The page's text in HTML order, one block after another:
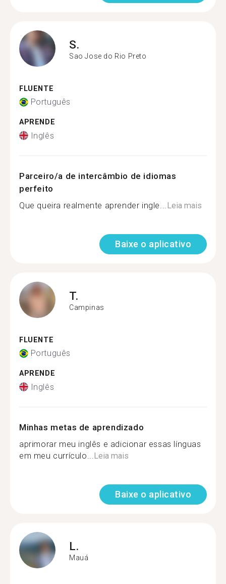
S.
Sao Jose do Rio Preto
FLUENTE
Português
APRENDE
Inglês
Parceiro/a de intercâmbio de idiomas
perfeito
Que queira realmente aprender ingle... Leia mais
Baixe o aplicativo
T.
Campinas
FLUENTE
Português
APRENDE
Inglês
Minhas metas de aprendizado
aprimorar meu inglês e adicionar essas línguas
em meu currículo... Leia mais
Baixe o aplicativo
L.
Mauá